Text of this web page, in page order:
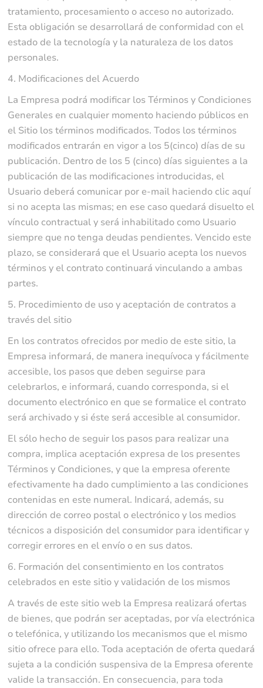
tratamiento, procesamiento o acceso no autorizado.
Esta obligación se desarrollará de conformidad con el
estado de la tecnología y la naturaleza de los datos
personales.
4. Modificaciones del Acuerdo
La Empresa podrá modificar los Términos y Condiciones
Generales en cualquier momento haciendo públicos en
el Sitio los términos modificados. Todos los términos
modificados entrarán en vigor a los 5(cinco) días de su
publicación. Dentro de los 5 (cinco) días siguientes a la
publicación de las modificaciones introducidas, el
Usuario deberá comunicar por e-mail haciendo clic aquí
si no acepta las mismas; en ese caso quedará disuelto el
vínculo contractual y será inhabilitado como Usuario
siempre que no tenga deudas pendientes. Vencido este
plazo, se considerará que el Usuario acepta los nuevos
términos y el contrato continuará vinculando a ambas
partes.
5. Procedimiento de uso y aceptación de contratos a
través del sitio
En los contratos ofrecidos por medio de este sitio, la
Empresa informará, de manera inequívoca y fácilmente
accesible, los pasos que deben seguirse para
celebrarlos, e informará, cuando corresponda, si el
documento electrónico en que se formalice el contrato
será archivado y si éste será accesible al consumidor.
El sólo hecho de seguir los pasos para realizar una
compra, implica aceptación expresa de los presentes
Términos y Condiciones, y que la empresa oferente
efectivamente ha dado cumplimiento a las condiciones
contenidas en este numeral. Indicará, además, su
dirección de correo postal o electrónico y los medios
técnicos a disposición del consumidor para identificar y
corregir errores en el envío o en sus datos.
6. Formación del consentimiento en los contratos
celebrados en este sitio y validación de los mismos
A través de este sitio web la Empresa realizará ofertas
de bienes, que podrán ser aceptadas, por vía electrónica
o telefónica, y utilizando los mecanismos que el mismo
sitio ofrece para ello. Toda aceptación de oferta quedará
sujeta a la condición suspensiva de la Empresa oferente
valide la transacción. En consecuencia, para toda